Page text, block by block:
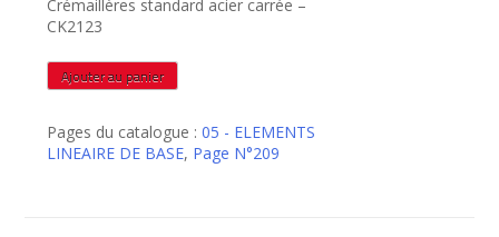
Crémaillères standard acier carrée –
CK2123
quantité
de
Ajouter au panier
Pages du catalogue :05 - ELEMENTS
LINEAIRE DE BASE, Page N°209